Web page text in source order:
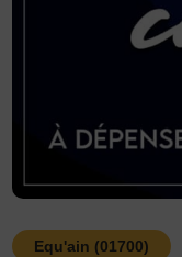
Equ'ain (01700)